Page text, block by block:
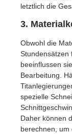
letztlich die
3.
Obwohl die
Stundensätzen
beeinflussen
Bearbeitung.
spezielle
Daher können
berechnen, um